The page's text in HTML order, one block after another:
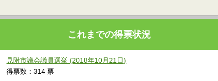
これまでの得票状況
見附市議会議員選挙 (2018年10月21日)
得票数：314 票